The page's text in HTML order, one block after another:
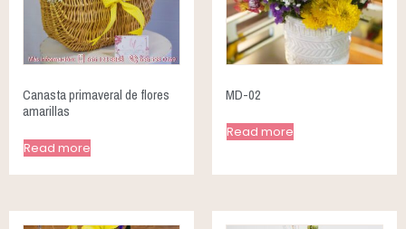
Canasta primaveral de flores
amarillas
Read more
MD-02
Read more